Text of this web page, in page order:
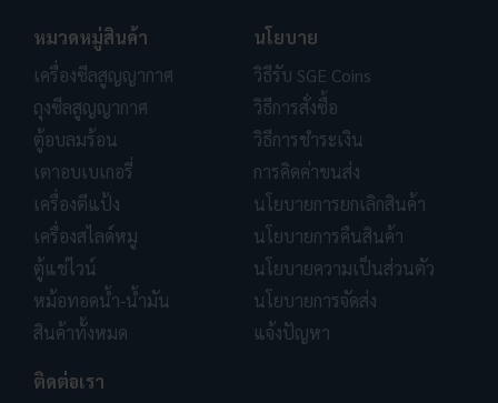
หมวดหมู่สินค้า
เครื่องซีลสูญญากาศ
ถุงซีลสูญญากาศ
ตู้อบลมร้อน
เตาอบเบเกอรี่
เครื่องตีแป้ง
เครื่องสไลด์หมู
ตู้แช่ไวน์
หม้อทอดน้ำ-น้ำมัน
สินค้าทั้งหมด
นโยบาย
วิธีรับ SGE Coins
วิธีการสั่งซื้อ
วิธีการชำระเงิน
การคิดค่าขนส่ง
นโยบายการยกเลิกสินค้า
นโยบายการคืนสินค้า
นโยบายความเป็นส่วนตัว
นโยบายการจัดส่ง
แจ้งปัญหา
ติดต่อเรา